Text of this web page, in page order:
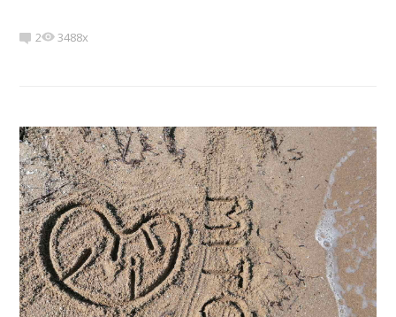
2 3488x